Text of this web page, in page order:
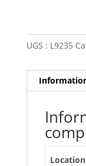
UGS : L9235
Location